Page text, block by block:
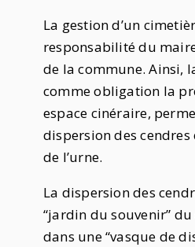
La gestion d’un
responsabilité du
de la commune. Ainsi,
comme obligation la
espace cinéraire,
dispersion des
de l’urne.
La dispersion des
“jardin du souvenir”
dans une “vasque de